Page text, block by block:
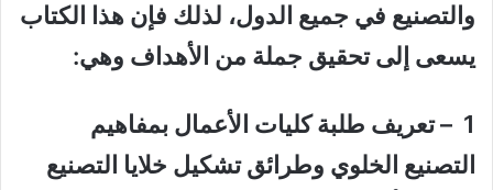
والتصنيع في جميع الدول، لذلك فإن هذا الكتاب
يسعى إلى تحقيق جملة من الأهداف وهي:
1 – تعريف طلبة كليات الأعمال بمفاهيم
التصنيع الخلوي وطرائق تشكيل خلايا التصنيع